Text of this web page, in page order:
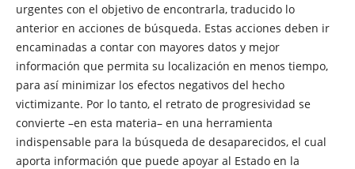
urgentes con el objetivo de encontrarla, traducido lo
anterior en acciones de búsqueda. Estas acciones deben ir
encaminadas a contar con mayores datos y mejor
información que permita su localización en menos tiempo,
para así minimizar los efectos negativos del hecho
victimizante. Por lo tanto, el retrato de progresividad se
convierte –en esta materia– en una herramienta
indispensable para la búsqueda de desaparecidos, el cual
aporta información que puede apoyar al Estado en la